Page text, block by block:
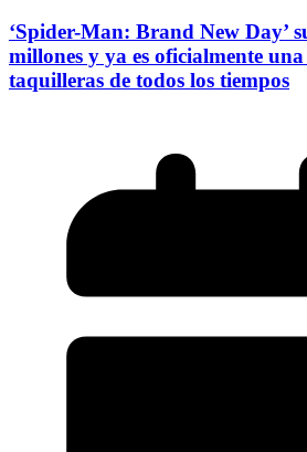
‘Spider-Man: Brand New Day’
millones y ya es oficialmente
taquilleras de todos los tiempos